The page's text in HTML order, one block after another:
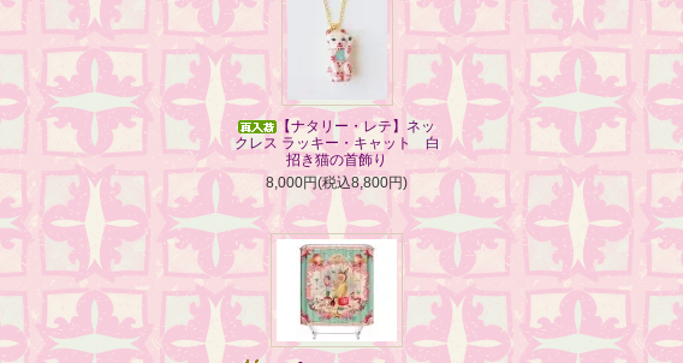
【ナタリー・レテ】ネッ
クレス ラッキー・キャット 白
招き猫の首飾り
8,000円(税込8,800円)